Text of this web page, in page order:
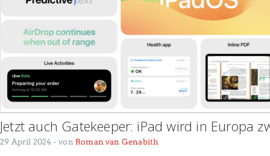
Jetzt auch Gatekeeper: iPad wird in Europa
29 April 2024 - von Roman van Genabith